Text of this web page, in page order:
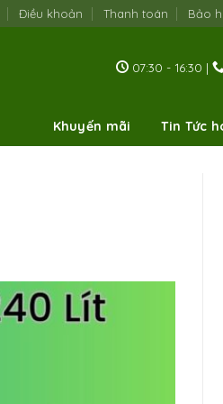
Điều khoản Thanh toán Bảo
07:30 - 16:30 |
Khuyến mãi Tin Tức